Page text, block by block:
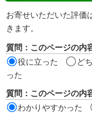
ン
ツ
評
価
ア
お寄せいただいた評価
きます。
質問：このページの内
役に立った
ど
った
質問：このページの内
わかりやすかった